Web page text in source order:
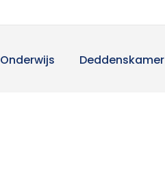
Onderwijs Deddenskamer